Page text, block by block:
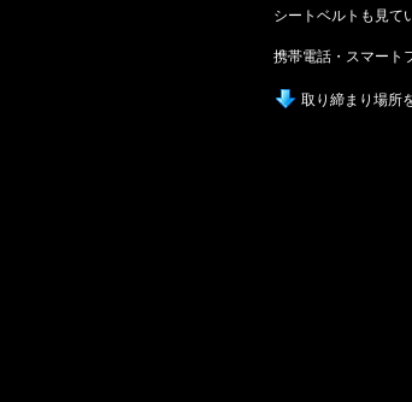
シートベルトも見て
携帯電話・スマート
取り締まり場所